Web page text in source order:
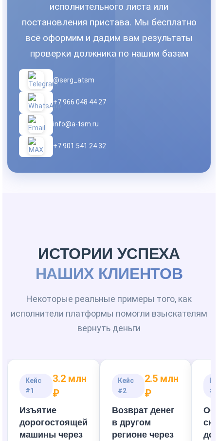
исполнительного листа или
постановления пристава. Мы бесплатно
всё оформим и дадим вам результаты
проверки должника по нашим базам
@serg_atsm
+7 966 048 44 27
info@a-tsm.ru
+7 901 541 24 32
ИСТОРИИ УСПЕХА
НАШИХ КЛИЕНТОВ
Некоторые реальные примеры того, как
исполнители платформы помогли взыскателям
вернуть деньги
Кейс
#1
3.2 млн
₽
Изъятие
дорогостоящей
машины через
Кейс
#2
2.5 млн
₽
Возврат денег
в другом
регионе через
#3